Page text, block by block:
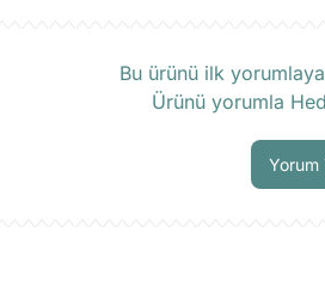
Bu ürünü ilk
Ürünü yorumla
Yorum